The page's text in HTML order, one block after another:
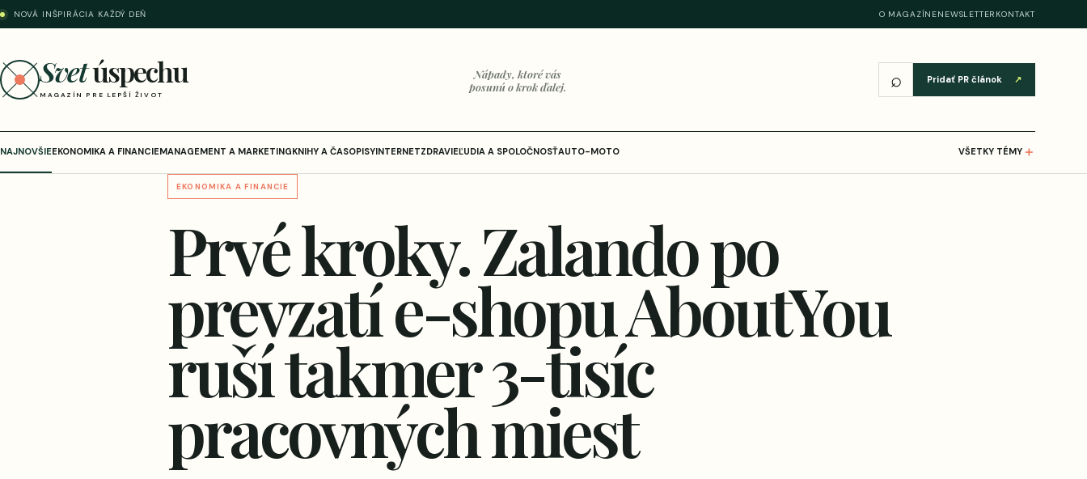
NOVÁ INŠPIRÁCIA KAŽDÝ DEŇ O MAGAZÍNENEWSLETTER KONTAKT
Svetúspechu
MAGAZÍN PRE LEPŠÍ ŽIVOT
Nápady, ktoré vás
posunú o krok ďalej.
⌕ Pridať PR článok ↗
NAJNOVŠIEEKONOMIKA A FINANCIEMANAGEMENT A MARKETINGKNIHY A ČASOPISYINTERNETZDRAVIEĽUDIA A SPOLOČNOSŤAUTO-MOTO VŠETKY TÉMY ＋
EKONOMIKA A FINANCIE
Prvé kroky. Zalando po
prevzatí e-shopu AboutYou
ruší takmer 3-tisíc
pracovných miest